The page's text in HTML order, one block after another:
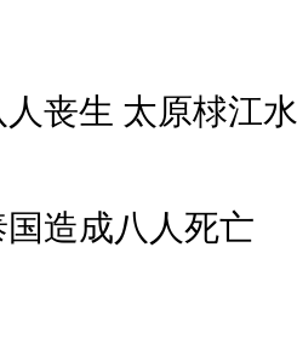
丧生 太原梂江
造成八人死亡